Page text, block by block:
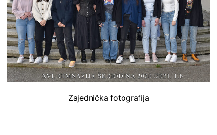
Zajednička fotografija